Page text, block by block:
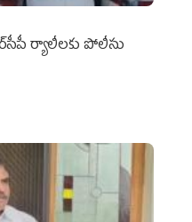
ర్యాలీలకు పోలీసు